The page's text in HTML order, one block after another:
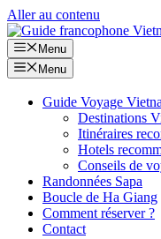
Aller au contenu
Menu
Menu
Guide Voyage
Destinations
Itinéraires
Hotels
Conseils de
Randonnées Sapa
Boucle de Ha Giang
Comment réserver ?
Contact